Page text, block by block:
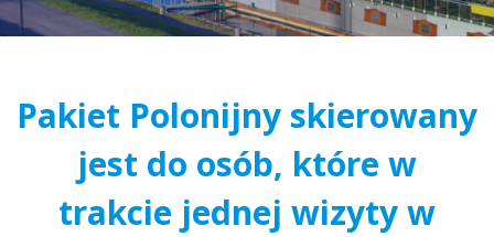
Pakiet Polonijny skierowany
jest do osób, które w
trakcie jednej wizyty w